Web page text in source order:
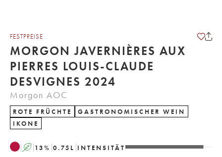
FESTPREISE
MORGON JAVERNIÈRES AUX
PIERRES LOUIS-CLAUDE
DESVIGNES 2024
Morgon AOC
ROTE FRÜCHTE
GASTRONOMISCHER WEIN
IKONE
A 13% 0.75 L INTENSITÄT